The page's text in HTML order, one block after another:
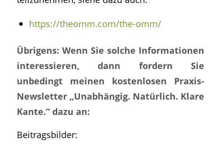
https://theomm.com/the-omm/
Übrigens: Wenn Sie solche Informationen
interessieren, dann fordern Sie
unbedingt meinen kostenlosen Praxis-
Newsletter „Unabhängig. Natürlich. Klare
Kante.“ dazu an:
Beitragsbilder: